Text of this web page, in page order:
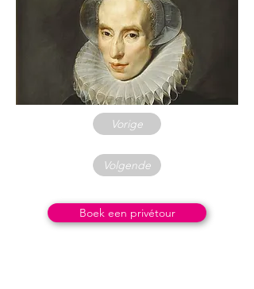
Vorige
Volgende
Boek een privétour